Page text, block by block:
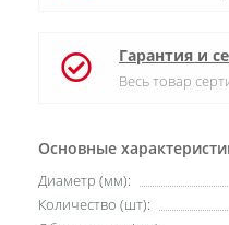
Основные
Диаметр (мм):
Количество (шт):
Гарантия и
Весь товар